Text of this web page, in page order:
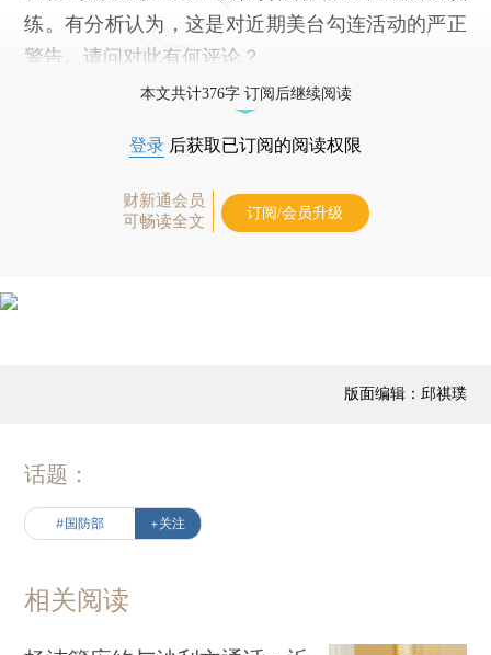
练。有分析认为，这是对近期美台勾连活动的严正
警告。请问对此有何评论？
本文共计376字 订阅后继续阅读
登录 后获取已订阅的阅读权限
财新通会员
可畅读全文
订阅/会员升级
版面编辑：邱祺璞
话题：
#国防部 +关注
相关阅读